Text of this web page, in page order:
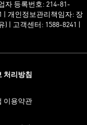
자 등록번호: 214-81-
| 개인정보관리책임자: 장
| 고객센터: 1588-8241 |
처리방침
이용약관